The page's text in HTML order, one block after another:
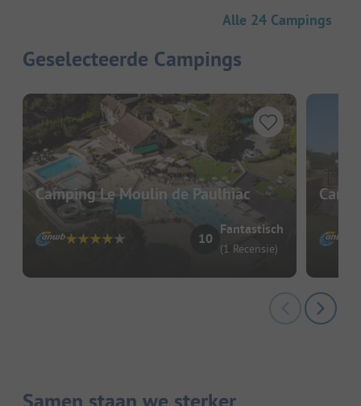
Alle 24 Campings
Geselecteerde Campings
Camping Le Moulin de Paulhiac
10
Fantastisch
(1 Recensie)